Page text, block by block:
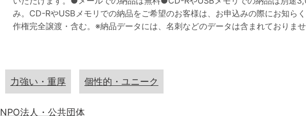
み。 CD-RやUSBメモリでの納品をご希望のお客様は、お申込みの際にお知ら
作権完全譲渡・含む。 ※納品データには、名刺などのデータは含まれておりませ
力強い・重厚 個性的・ユニーク
NPO法人・公共団体